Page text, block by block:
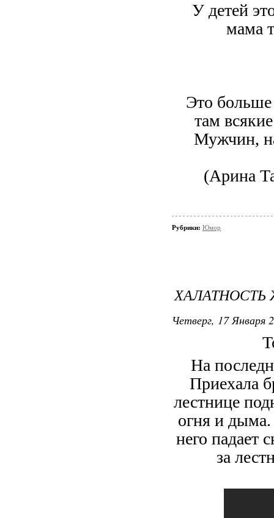
У детей
мама
Это
там
Мужчин,
(Арина
Рубрики: Юмор
Четверг, 17 Января
На
Приехала
лестнице
огня и
него падает
за